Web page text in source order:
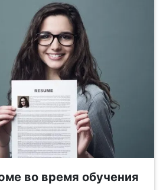
во время обучения